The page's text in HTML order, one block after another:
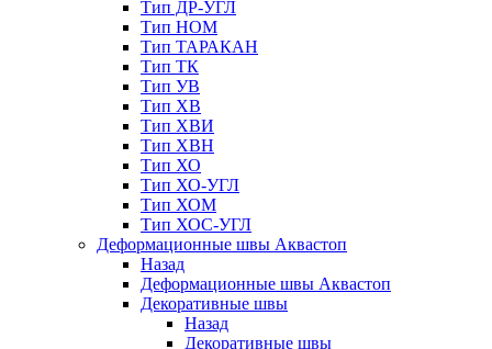
Тип ДР-УГЛ
Тип НОМ
Тип ТАРАКАН
Тип ТК
Тип УВ
Тип ХВ
Тип ХВИ
Тип ХВН
Тип ХО
Тип ХО-УГЛ
Тип ХОМ
Тип ХОС-УГЛ
Деформационные швы Аквастоп
Назад
Деформационные швы Аквастоп
Декоративные швы
Назад
Декоративные швы